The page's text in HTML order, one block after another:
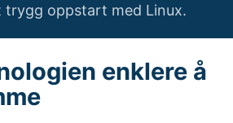
trygg oppstart med Linux.
enklere å